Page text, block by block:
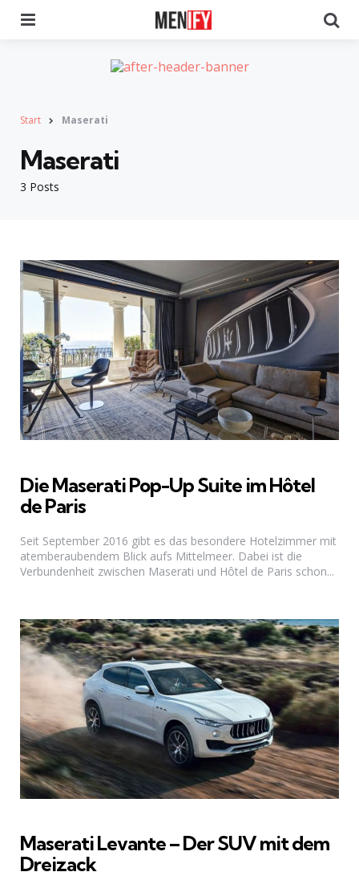
Start Maserati
3 Posts
Maserati
Die Maserati Pop-Up Suite im Hôtel
de Paris
Seit September 2016 gibt es das besondere Hotelzimmer mit
atemberaubendem Blick aufs Mittelmeer. Dabei ist die
Verbundenheit zwischen Maserati und Hôtel de Paris schon...
Maserati Levante – Der SUV mit dem
Dreizack